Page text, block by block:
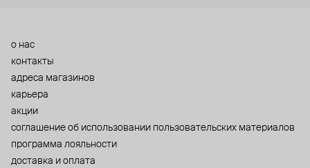
о нас
контакты
адреса магазинов
карьера
акции
cоглашение об использовании пользовательских материалов
программа лояльности
доставка и оплата